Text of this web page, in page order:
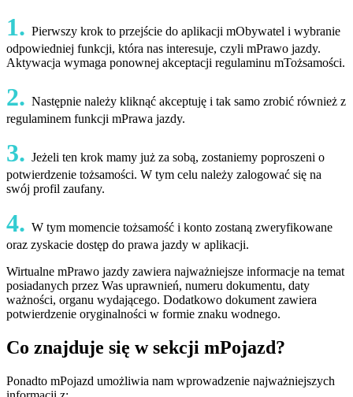
1. Pierwszy krok to przejście do aplikacji mObywatel i wybranie
odpowiedniej funkcji, która nas interesuje, czyli mPrawo jazdy.
Aktywacja wymaga ponownej akceptacji regulaminu mTożsamości.
2. Następnie należy kliknąć akceptuję i tak samo zrobić również z
regulaminem funkcji mPrawa jazdy.
3. Jeżeli ten krok mamy już za sobą, zostaniemy poproszeni o
potwierdzenie tożsamości. W tym celu należy zalogować się na
swój profil zaufany.
4. W tym momencie tożsamość i konto zostaną zweryfikowane
oraz zyskacie dostęp do prawa jazdy w aplikacji.
Wirtualne mPrawo jazdy zawiera najważniejsze informacje na temat
posiadanych przez Was uprawnień, numeru dokumentu, daty
ważności, organu wydającego. Dodatkowo dokument zawiera
potwierdzenie oryginalności w formie znaku wodnego.
Co znajduje się w sekcji mPojazd?
Ponadto mPojazd umożliwia nam wprowadzenie najważniejszych